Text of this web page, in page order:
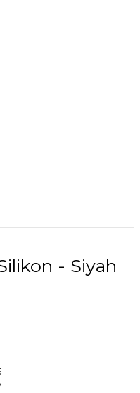
- Siyah